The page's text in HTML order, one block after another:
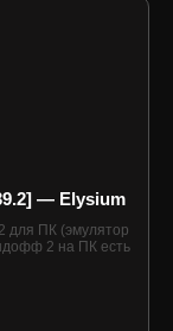
— Elysium
для ПК (эмулятор
2 на ПК есть